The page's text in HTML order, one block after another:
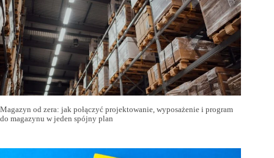
Magazyn od zera: jak połączyć projektowanie, wyposażenie i program
do magazynu w jeden spójny plan